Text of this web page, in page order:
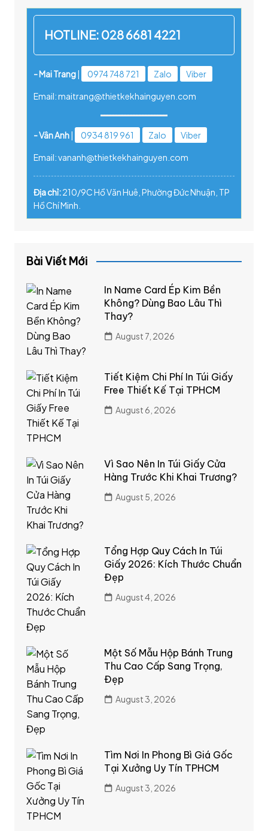
HOTLINE: 028 6681 4221
- Mai Trang| 0974 748 721 Zalo Viber
Email: maitrang@thietkekhainguyen.com
- Vân Anh| 0934 819 961 Zalo Viber
Email: vananh@thietkekhainguyen.com
Địa chỉ:210/9C Hồ Văn Huê, Phường Đức Nhuận, TP
Hồ Chí Minh.
Bài Viết Mới
In Name Card Ép Kim Bền
Không? Dùng Bao Lâu Thì
Thay?
August 7, 2026
Tiết Kiệm Chi Phí In Túi Giấy
Free Thiết Kế Tại TPHCM
August 6, 2026
Vì Sao Nên In Túi Giấy Cửa
Hàng Trước Khi Khai Trương?
August 5, 2026
Tổng Hợp Quy Cách In Túi
Giấy 2026: Kích Thước Chuẩn
Đẹp
August 4, 2026
Một Số Mẫu Hộp Bánh Trung
Thu Cao Cấp Sang Trọng,
Đẹp
August 3, 2026
Tìm Nơi In Phong Bì Giá Gốc
Tại Xưởng Uy Tín TPHCM
August 3, 2026